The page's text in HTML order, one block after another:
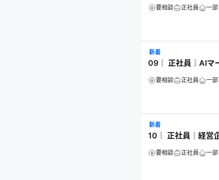
要相談 正社員 一
新着
09｜ 正社員｜AIマ
要相談 正社員 一
新着
10｜ 正社員｜経営
要相談 正社員 一